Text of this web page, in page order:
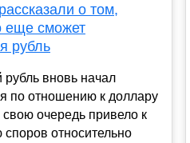
о том,
еще сможет
рубль
рубль вновь начал
по отношению к доллару
очередь привело к
относительно